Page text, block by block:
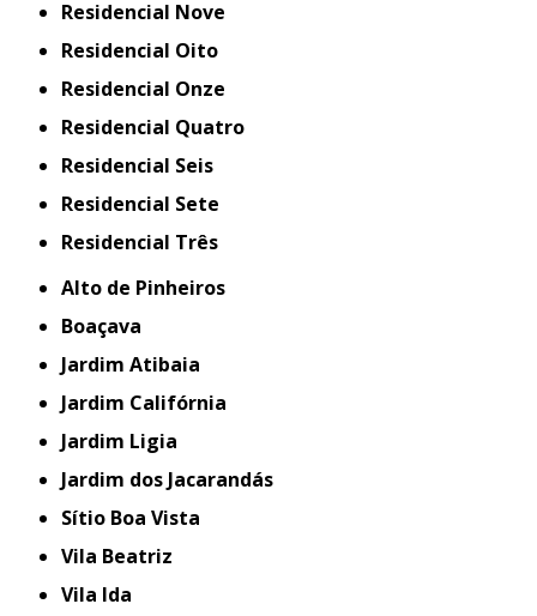
Residencial Nove
Residencial Oito
Residencial Onze
Residencial Quatro
Residencial Seis
Residencial Sete
Residencial Três
Alto de Pinheiros
Boaçava
Jardim Atibaia
Jardim Califórnia
Jardim Ligia
Jardim dos Jacarandás
Sítio Boa Vista
Vila Beatriz
Vila Ida